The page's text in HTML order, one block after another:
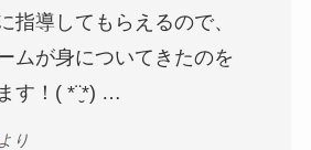
指導してもらえるので、
ムが身についてきたのを
す！( *¨̮*) …
り